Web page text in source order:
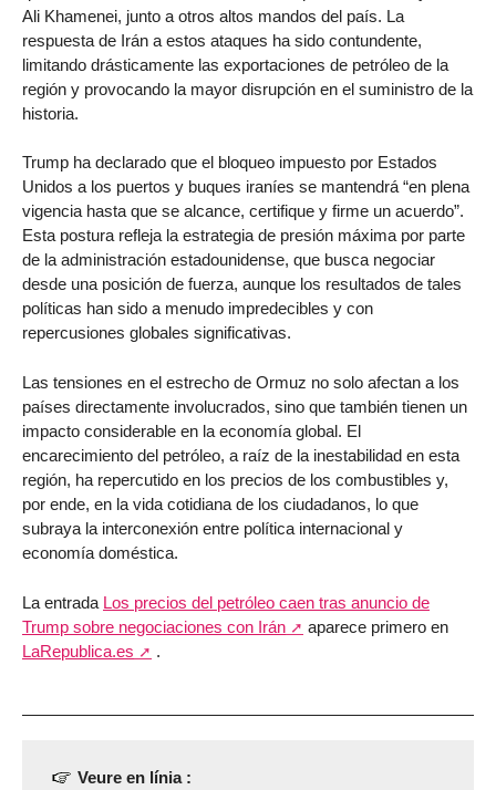
Ali Khamenei, junto a otros altos mandos del país. La
respuesta de Irán a estos ataques ha sido contundente,
limitando drásticamente las exportaciones de petróleo de la
región y provocando la mayor disrupción en el suministro de la
historia.
Trump ha declarado que el bloqueo impuesto por Estados
Unidos a los puertos y buques iraníes se mantendrá “en plena
vigencia hasta que se alcance, certifique y firme un acuerdo”.
Esta postura refleja la estrategia de presión máxima por parte
de la administración estadounidense, que busca negociar
desde una posición de fuerza, aunque los resultados de tales
políticas han sido a menudo impredecibles y con
repercusiones globales significativas.
Las tensiones en el estrecho de Ormuz no solo afectan a los
países directamente involucrados, sino que también tienen un
impacto considerable en la economía global. El
encarecimiento del petróleo, a raíz de la inestabilidad en esta
región, ha repercutido en los precios de los combustibles y,
por ende, en la vida cotidiana de los ciudadanos, lo que
subraya la interconexión entre política internacional y
economía doméstica.
La entrada Los precios del petróleo caen tras anuncio de
Trump sobre negociaciones con Irán
aparece primero en
LaRepublica.es
.
Veure en línia :